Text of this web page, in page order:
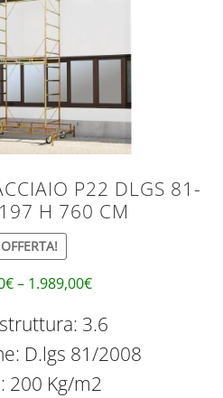
P22 DLGS 81-
H 760 CM
€– 1.989,00€
3.6
D.lgs 81/2008
200 Kg/m2